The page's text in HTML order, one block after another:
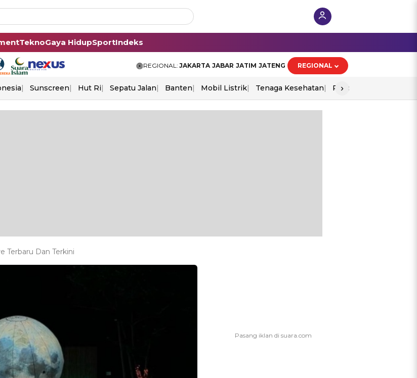
TeknoGaya HidupSportIndeks
REGIONAL: JAKARTA JABAR JATIM JATENG REGIONAL
Sunscreen Hut Ri Sepatu Jalan Banten Mobil Listrik Tenaga Kesehatan Piala Aff 2026
›
Terbaru Dan Terkini